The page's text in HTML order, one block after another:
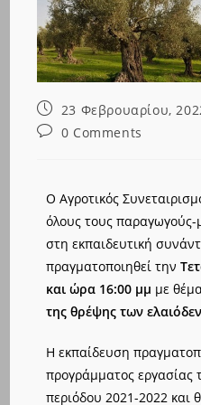
23 Φεβρουαρίου,
0 Comments
Ο Αγροτικός
όλους τους
στη εκπαιδευτική
πραγματοποιηθεί την
και ώρα 16:00 μμ με
της θρέψης των
Η εκπαίδευση
προγράμματος
περιόδου 2021-2022 και